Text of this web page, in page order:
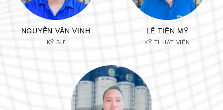
NGUYỄN VĂN VINH
KỸ SƯ
LÊ TIẾN MỸ
KỸ THUẬT VIÊN